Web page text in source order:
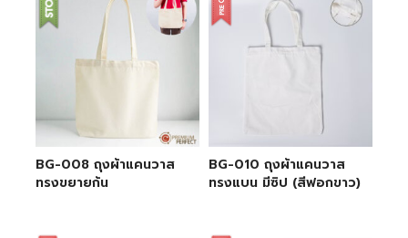
BG-008 ถุงผ้าแคนวาส
ทรงขยายก้น
BG-010 ถุงผ้าแคนวาส
ทรงแบน มีซิป (สีฟอกขาว)